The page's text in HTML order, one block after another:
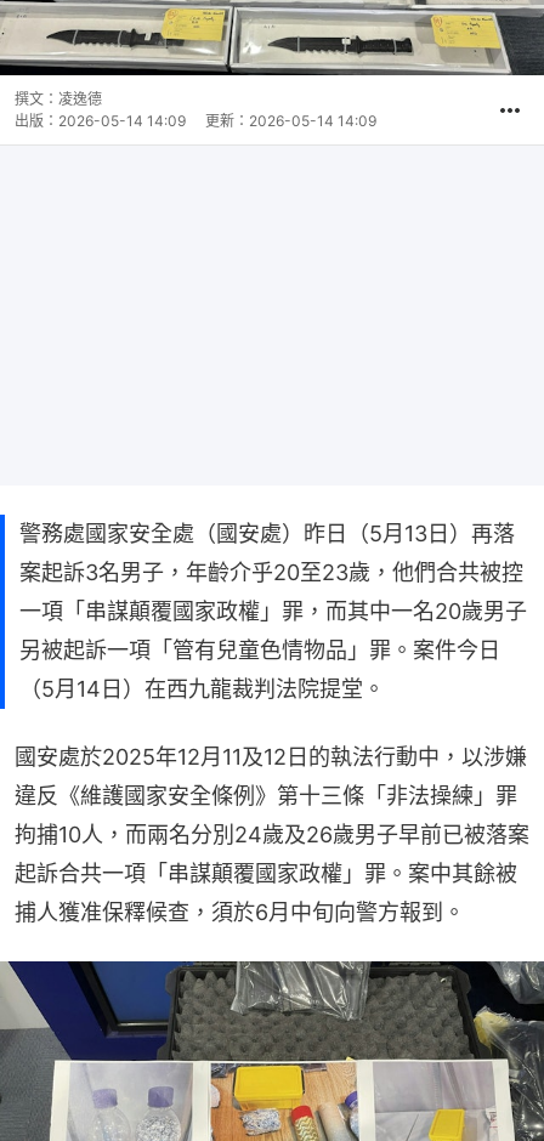
撰文： 凌逸德
出版： 2026-05-14 14:09 更新： 2026-05-14 14:09
警務處國家安全處（國安處）昨日（5月13日）再落
案起訴3名男子，年齡介乎20至23歲，他們合共被控
一項「串謀顛覆國家政權」罪，而其中一名20歲男子
另被起訴一項「管有兒童色情物品」罪。案件今日
（5月14日）在西九龍裁判法院提堂。
國安處於2025年12月11及12日的執法行動中，以涉嫌
違反《維護國家安全條例》第十三條「非法操練」罪
拘捕10人，而兩名分別24歲及26歲男子早前已被落案
起訴合共一項「串謀顛覆國家政權」罪。案中其餘被
捕人獲准保釋候查，須於6月中旬向警方報到。